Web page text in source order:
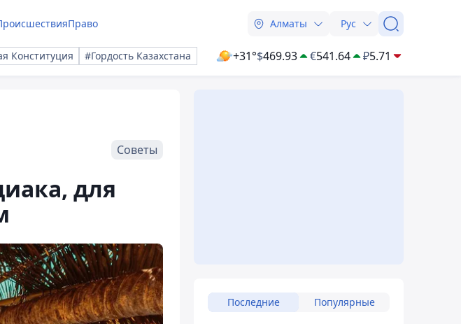
Право Алматы Рус
Конституция #Гордость Казахстана +31°$469.93 €541.64 ₽5.71
Советы
для
Последние Популярные